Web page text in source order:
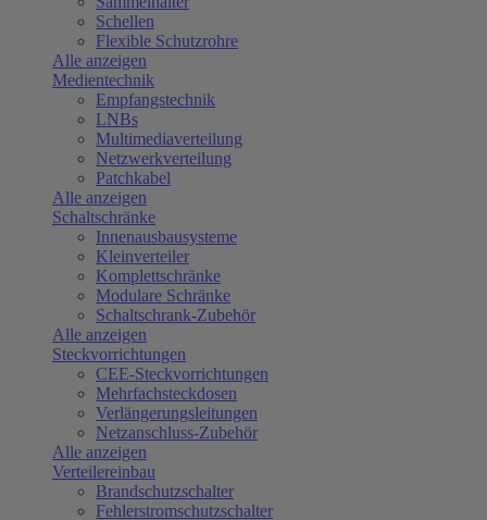
Schellen
Flexible Schutzrohre
Alle anzeigen
Medientechnik
Empfangstechnik
LNBs
Multimediaverteilung
Netzwerkverteilung
Patchkabel
Alle anzeigen
Schaltschränke
Innenausbausysteme
Kleinverteiler
Komplettschränke
Modulare Schränke
Schaltschrank-Zubehör
Alle anzeigen
Steckvorrichtungen
CEE-Steckvorrichtungen
Mehrfachsteckdosen
Verlängerungsleitungen
Netzanschluss-Zubehör
Alle anzeigen
Verteilereinbau
Brandschutzschalter
Fehlerstromschutzschalter